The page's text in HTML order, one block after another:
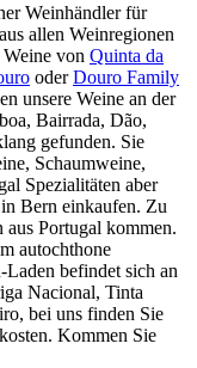
Weinhändler für
allen Weinregionen
von Quinta da
oderDouro Family
unsere Weine an der
Bairrada, Dão,
gefunden. Sie
Schaumweine,
Spezialitäten aber
Bern einkaufen. Zu
aus Portugal kommen.
autochthone
Laden befindet sich an
Nacional, Tinta
bei uns finden Sie
Kommen Sie